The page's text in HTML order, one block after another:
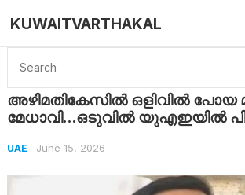
KUWAITVARTHAKAL
Home UAE അഴിമതികേസിൽ ഒളിവിൽ പോയ മുൻ പൊലീസ്
അഴിമതികേസിൽ ഒളിവിൽ
മേധാവി…ഒടുവിൽ യുഎഇയിൽ
UAE June 15, 2026